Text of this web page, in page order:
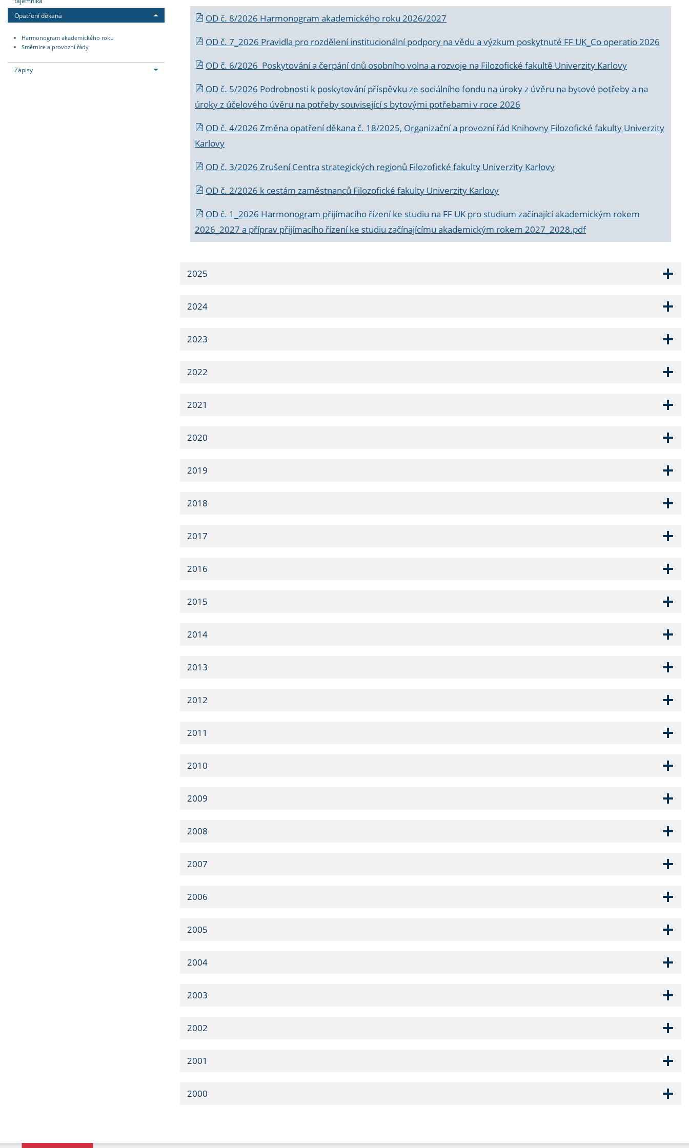
Opatření děkana
Harmonogram akademického roku
Směrnice a provozní řády
Zápisy
OD č. 8/2026 Harmonogram akademického roku 2026/2027
OD č. 7_2026 Pravidla pro rozdělení institucionální podpory na vědu a výzkum poskytnuté FF UK_Co operatio 2026
OD č. 6/2026 Poskytování a čerpání dnů osobního volna a rozvoje na Filozofické fakultě Univerzity Karlovy
OD č. 5/2026 Podrobnosti k poskytování příspěvku ze sociálního fondu na úroky z úvěru na bytové potřeby a na
úroky z účelového úvěru na potřeby související s bytovými potřebami v roce 2026
OD č. 4/2026 Změna opatření děkana č. 18/2025, Organizační a provozní řád Knihovny Filozofické fakulty Univerzity
Karlovy
OD č. 3/2026 Zrušení Centra strategických regionů Filozofické fakulty Univerzity Karlovy
OD č. 2/2026 k cestám zaměstnanců Filozofické fakulty Univerzity Karlovy
OD č. 1_2026 Harmonogram přijímacího řízení ke studiu na FF UK pro studium začínající akademickým rokem
2026_2027 a příprav přijímacího řízení ke studiu začínajícímu akademickým rokem 2027_2028.pdf
2025
2024
2023
2022
2021
2020
2019
2018
2017
2016
2015
2014
2013
2012
2011
2010
2009
2008
2007
2006
2005
2004
2003
2002
2001
2000